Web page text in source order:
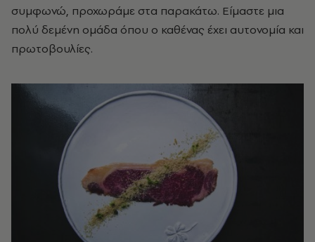
συμφωνώ, προχωράμε στα παρακάτω. Είμαστε μια
πολύ δεμένη ομάδα όπου ο καθένας έχει αυτονομία και
πρωτοβουλίες.